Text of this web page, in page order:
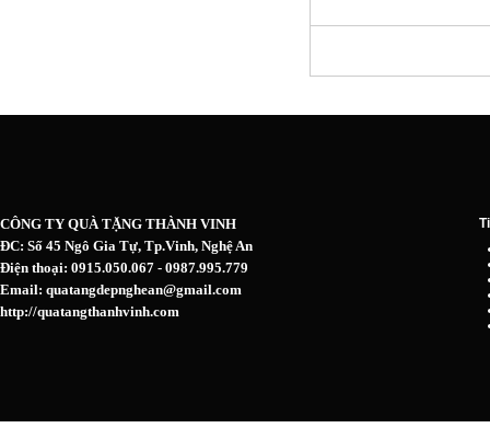
CÔNG TY QUÀ TẶNG THÀNH VINH
ĐC: Số 45 Ngô Gia Tự, Tp.Vinh, Nghệ An
Điện thoại: 0915.050.067 - 0987.995.779
Email: quatangdepnghean@gmail.com
http://quatangthanhvinh.com